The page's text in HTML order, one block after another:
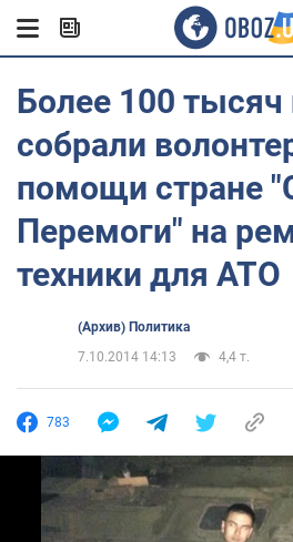
Более 100 тысяч
собрали
помощи стране
Перемоги" на
техники для АТО
(Архив) Политика
7.10.2014 14:13
4,4 т.
783